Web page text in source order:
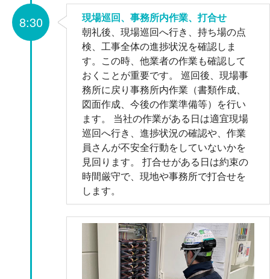
現場巡回、事務所内作業、打合せ
朝礼後、現場巡回へ行き、持ち場の点
検、工事全体の進捗状況を確認しま
す。この時、他業者の作業も確認して
おくことが重要です。 巡回後、現場事
務所に戻り事務所内作業（書類作成、
図面作成、今後の作業準備等）を行い
ます。 当社の作業がある日は適宜現場
巡回へ行き、進捗状況の確認や、作業
員さんが不安全行動をしていないかを
見回ります。 打合せがある日は約束の
時間厳守で、現地や事務所で打合せを
します。
8:30